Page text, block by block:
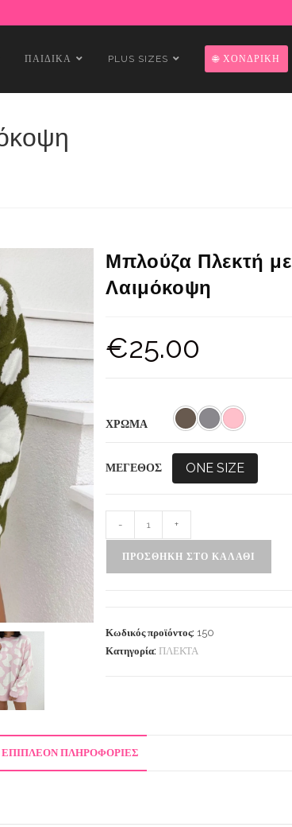
ΠΑΙΔΙΚΑ PLUS SIZES ΧΟΝΔΡΙΚΗ
Μπλούζα Πλεκτή με
Λαιμόκοψη
€25.00
ΧΡΩΜΑ
ΜΕΓΕΘΟΣ ONE SIZE
- +
ΠΡΟΣΘΉΚΗ ΣΤΟ ΚΑΛΆΘΙ
Κωδικός προϊόντος: 150
Κατηγορία: ΠΛΕΚΤΑ
ΕΠΙΠΛΈΟΝ ΠΛΗΡΟΦΟΡΊΕΣ